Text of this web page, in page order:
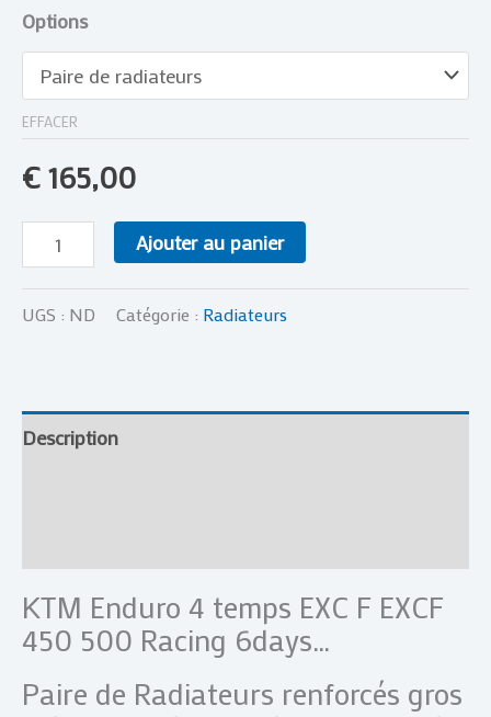
Options
EFFACER
€165,00
Ajouter au panier
UGS : ND Catégorie : Radiateurs
Description
KTM Enduro 4 temps EXC F EXCF
450 500 Racing 6days…
Paire de Radiateurs renforcés gros